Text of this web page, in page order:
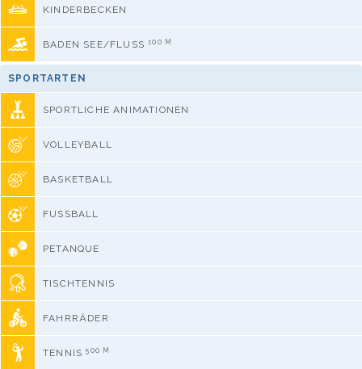
KINDERBECKEN
BADEN SEE/FLUSS 100 M
SPORTARTEN
SPORTLICHE ANIMATIONEN
VOLLEYBALL
BASKETBALL
FUSSBALL
PETANQUE
TISCHTENNIS
FAHRRÄDER
TENNIS500 M